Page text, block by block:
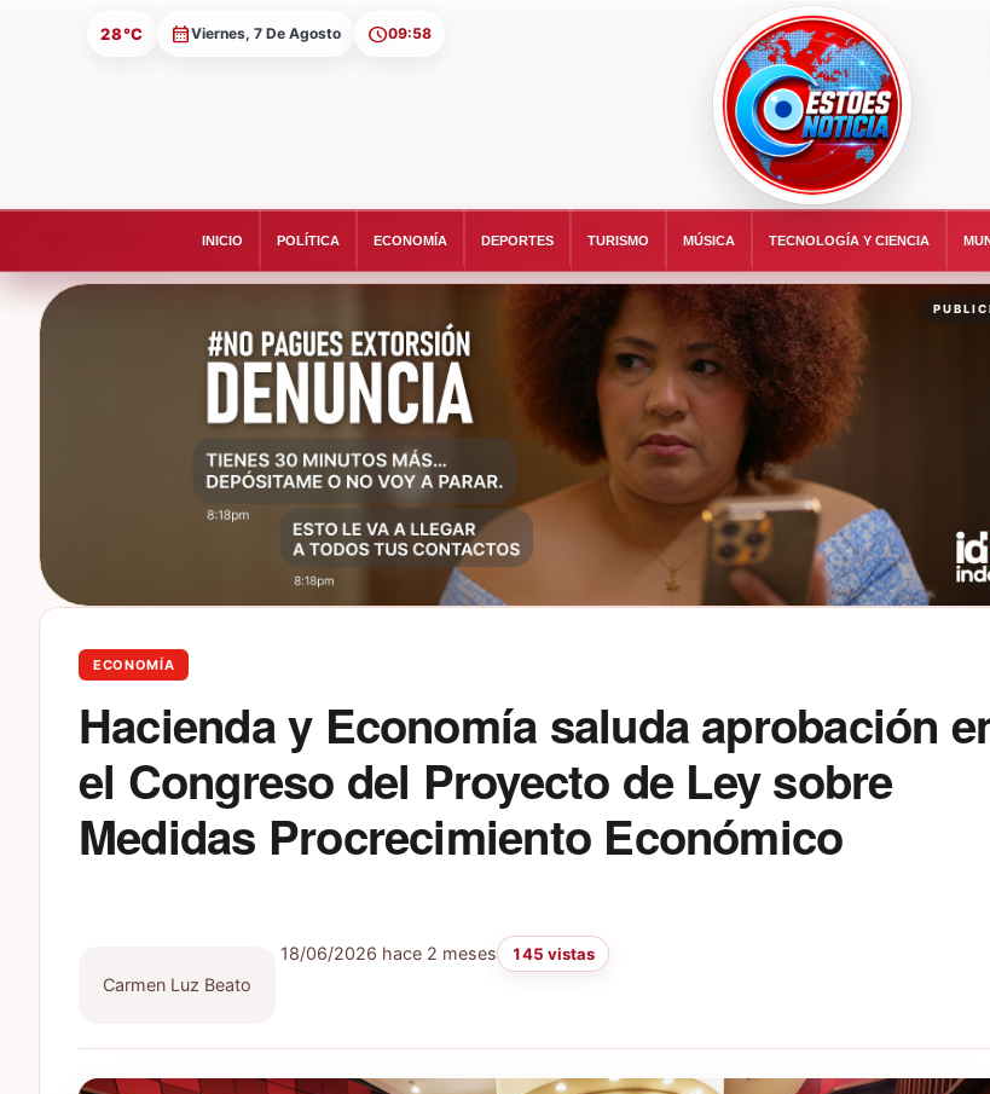
28°C Viernes, 7 De Agosto 09:58
INICIO POLÍTICA ECONOMÍA DEPORTES TURISMO MÚSICA TECNOLOGÍA Y CIENCIA
ECONOMÍA
Hacienda y Economía saluda aprobación
el Congreso del Proyecto de Ley sobre
Medidas Procrecimiento Económico
Carmen Luz Beato
18/06/2026 hace 2 meses 145 vistas